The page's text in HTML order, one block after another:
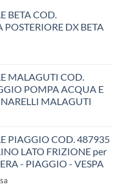
BETA COD.
DX BETA
MALAGUTI COD.
POMPA ACQUA E
MALAGUTI
PIAGGIO COD. 487935
LATO FRIZIONE per
- PIAGGIO - VESPA